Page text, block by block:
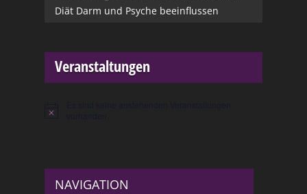
Diät Darm und Psyche beeinflussen
Veranstaltungen
Hinweis
NAVIGATION